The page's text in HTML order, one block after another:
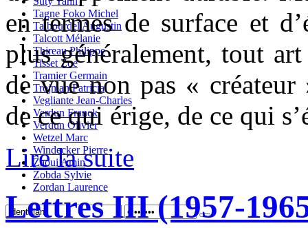
Tagne Foko Michel
Talbourdel Augustin
Talcott Mélanie
Thireau Philippe
Tisset Zoe
Tramier Germain
Trojman Patricia
Vegliante Jean-Charles
Verdun Franck
Verdun Olivier
Wetzel Marc
Windecker Pierre
Zaoui Amin
Zobda Sylvie
Zordan Laurence
en termes de surface et
plus généralement, tout
de vue non pas «
de ce qui érige, de ce qui
Lire la suite
Lettres III (1957-